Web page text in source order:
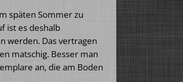
späten Sommer zu
ist es deshalb
werden. Das vertragen
matschig. Besser man
an, die am Boden